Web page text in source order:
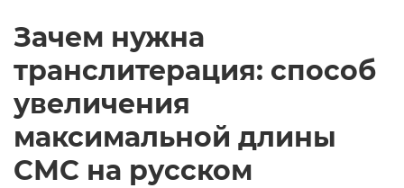
Зачем нужна
транслитерация: способ
увеличения
максимальной длины
СМС на русском